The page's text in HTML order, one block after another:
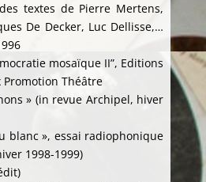
textes de Pierre Mertens,
De Decker, Luc Dellisse,…
mosaïque II”, Editions
Promotion Théâtre
» (in revue Archipel, hiver
blanc », essai radiophonique
1998-1999)